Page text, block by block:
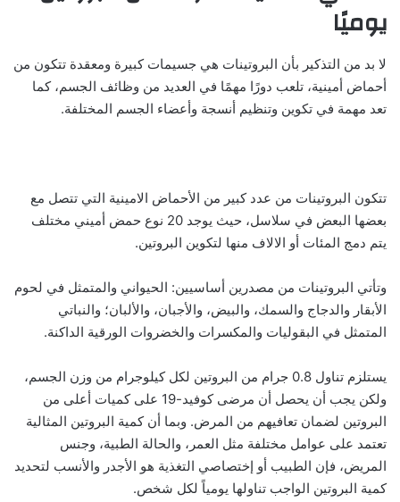
يوميًا
لا بد من التذكير بأن البروتينات هي جسيمات كبيرة ومعقدة تتكون من
أحماض أمينية، تلعب دورًا مهمًا في العديد من وظائف الجسم، كما
تعد مهمة في تكوين وتنظيم أنسجة وأعضاء الجسم المختلفة.
تتكون البروتينات من عدد كبير من الأحماض الامينية التي تتصل مع
بعضها البعض في سلاسل، حيث يوجد 20 نوع حمض أميني مختلف
يتم دمج المئات أو الالاف منها لتكوين البروتين.
وتأتي البروتينات من مصدرين أساسيين: الحيواني والمتمثل في لحوم
الأبقار والدجاج والسمك، والبيض، والأجبان، والألبان؛ والنباتي
المتمثل في البقوليات والمكسرات والخضروات الورقية الداكنة.
يستلزم تناول 0.8 جرام من البروتين لكل كيلوجرام من وزن الجسم،
ولكن يجب أن يحصل أن مرضى كوفيد-19 على كميات أعلى من
البروتين لضمان تعافيهم من المرض. وبما أن كمية البروتين المثالية
تعتمد على عوامل مختلفة مثل العمر، والحالة الطبية، وجنس
المريض، فإن الطبيب أو إختصاصي التغذية هو الأجدر والأنسب لتحديد
كمية البروتين الواجب تناولها يومياً لكل شخص.